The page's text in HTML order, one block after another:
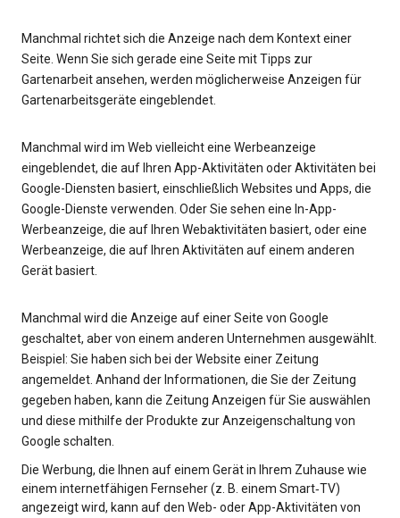
Manchmal richtet sich die Anzeige nach dem Kontext einer
Seite. Wenn Sie sich gerade eine Seite mit Tipps zur
Gartenarbeit ansehen, werden möglicherweise Anzeigen für
Gartenarbeitsgeräte eingeblendet.
Manchmal wird im Web vielleicht eine Werbeanzeige
eingeblendet, die auf Ihren App-Aktivitäten oder Aktivitäten bei
Google-Diensten basiert, einschließlich Websites und Apps, die
Google-Dienste verwenden. Oder Sie sehen eine In-App-
Werbeanzeige, die auf Ihren Webaktivitäten basiert, oder eine
Werbeanzeige, die auf Ihren Aktivitäten auf einem anderen
Gerät basiert.
Manchmal wird die Anzeige auf einer Seite von Google
geschaltet, aber von einem anderen Unternehmen ausgewählt.
Beispiel: Sie haben sich bei der Website einer Zeitung
angemeldet. Anhand der Informationen, die Sie der Zeitung
gegeben haben, kann die Zeitung Anzeigen für Sie auswählen
und diese mithilfe der Produkte zur Anzeigenschaltung von
Google schalten.
Die Werbung, die Ihnen auf einem Gerät in Ihrem Zuhause wie
einem internetfähigen Fernseher (z. B. einem Smart‑TV)
angezeigt wird, kann auf den Web- oder App-Aktivitäten von